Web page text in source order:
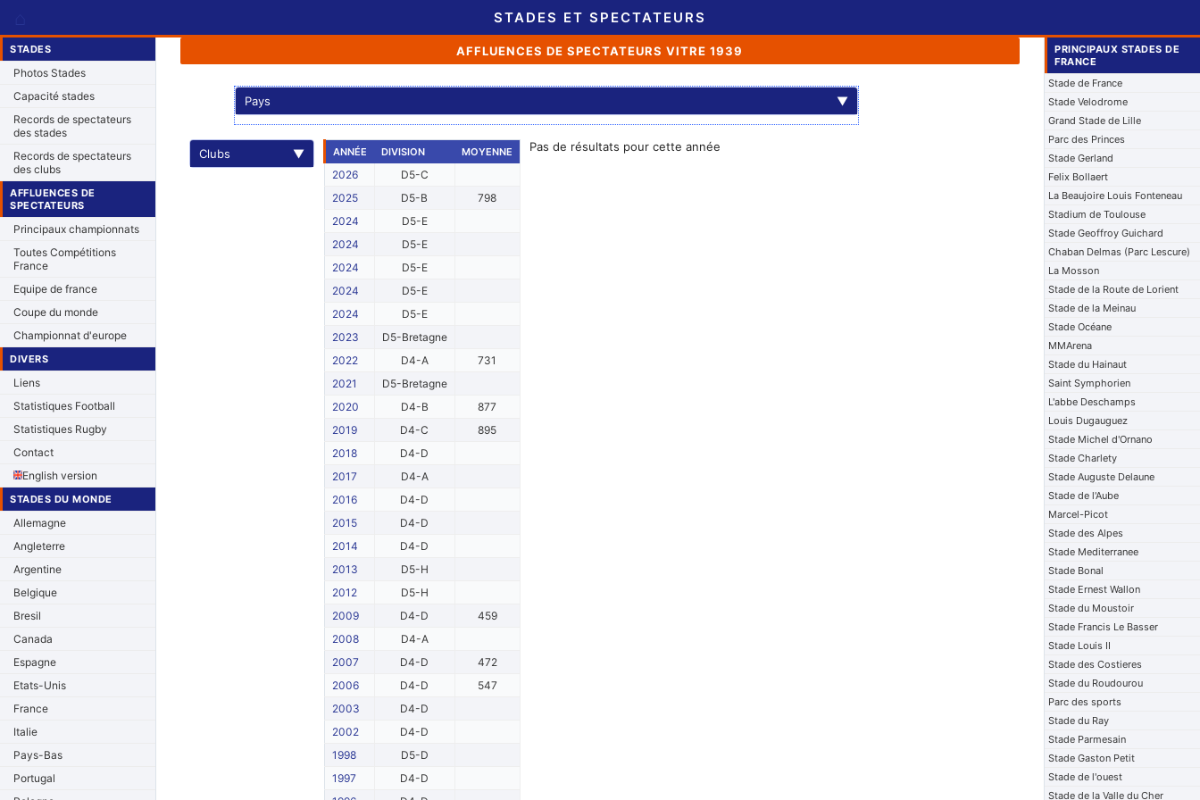
STADES ET SPECTATEURS
STADES
Photos Stades
Capacité stades
Records de spectateurs
des stades
Records de spectateurs
des clubs
AFFLUENCES DE
SPECTATEURS
Principaux championnats
Toutes Compétitions
France
Equipe de france
Coupe du monde
Championnat d'europe
DIVERS
Liens
Statistiques Football
Statistiques Rugby
Contact
English version
STADES DU MONDE
Allemagne
Angleterre
Argentine
Belgique
Bresil
Canada
Espagne
Etats-Unis
France
Italie
Pays-Bas
Portugal
AFFLUENCES DE SPECTATEURS VITRE 1939
Pays ▼
Clubs ▼ ANNÉE DIVISION MOYENNE
2026
D5-C
2025
D5-B
798
2024
D5-E
2024
D5-E
2024
D5-E
2024
D5-E
2024
D5-E
2023
D5-Bretagne
2022
D4-A
731
2021
D5-Bretagne
2020
D4-B
877
2019
D4-C
895
2018
D4-D
2017
D4-A
2016
D4-D
2015
D4-D
2014
D4-D
2013
D5-H
2012
D5-H
2009
D4-D
459
2008
D4-A
2007
D4-D
472
2006
D4-D
547
2003
D4-D
2002
D4-D
1998
D5-D
1997
D4-D
Pas de résultats pour cette année
PRINCIPAUX STADES DE
FRANCE
Stade de France
Stade Velodrome
Grand Stade de Lille
Parc des Princes
Stade Gerland
Felix Bollaert
La Beaujoire Louis Fonteneau
Stadium de Toulouse
Stade Geoffroy Guichard
Chaban Delmas (Parc Lescure)
La Mosson
Stade de la Route de Lorient
Stade de la Meinau
Stade Océane
MMArena
Stade du Hainaut
Saint Symphorien
L'abbe Deschamps
Louis Dugauguez
Stade Michel d'Ornano
Stade Charlety
Stade Auguste Delaune
Stade de l'Aube
Marcel-Picot
Stade des Alpes
Stade Mediterranee
Stade Bonal
Stade Ernest Wallon
Stade du Moustoir
Stade Francis Le Basser
Stade Louis II
Stade des Costieres
Stade du Roudourou
Parc des sports
Stade du Ray
Stade Parmesain
Stade Gaston Petit
Stade de l'ouest
Stade de la Valle du Cher